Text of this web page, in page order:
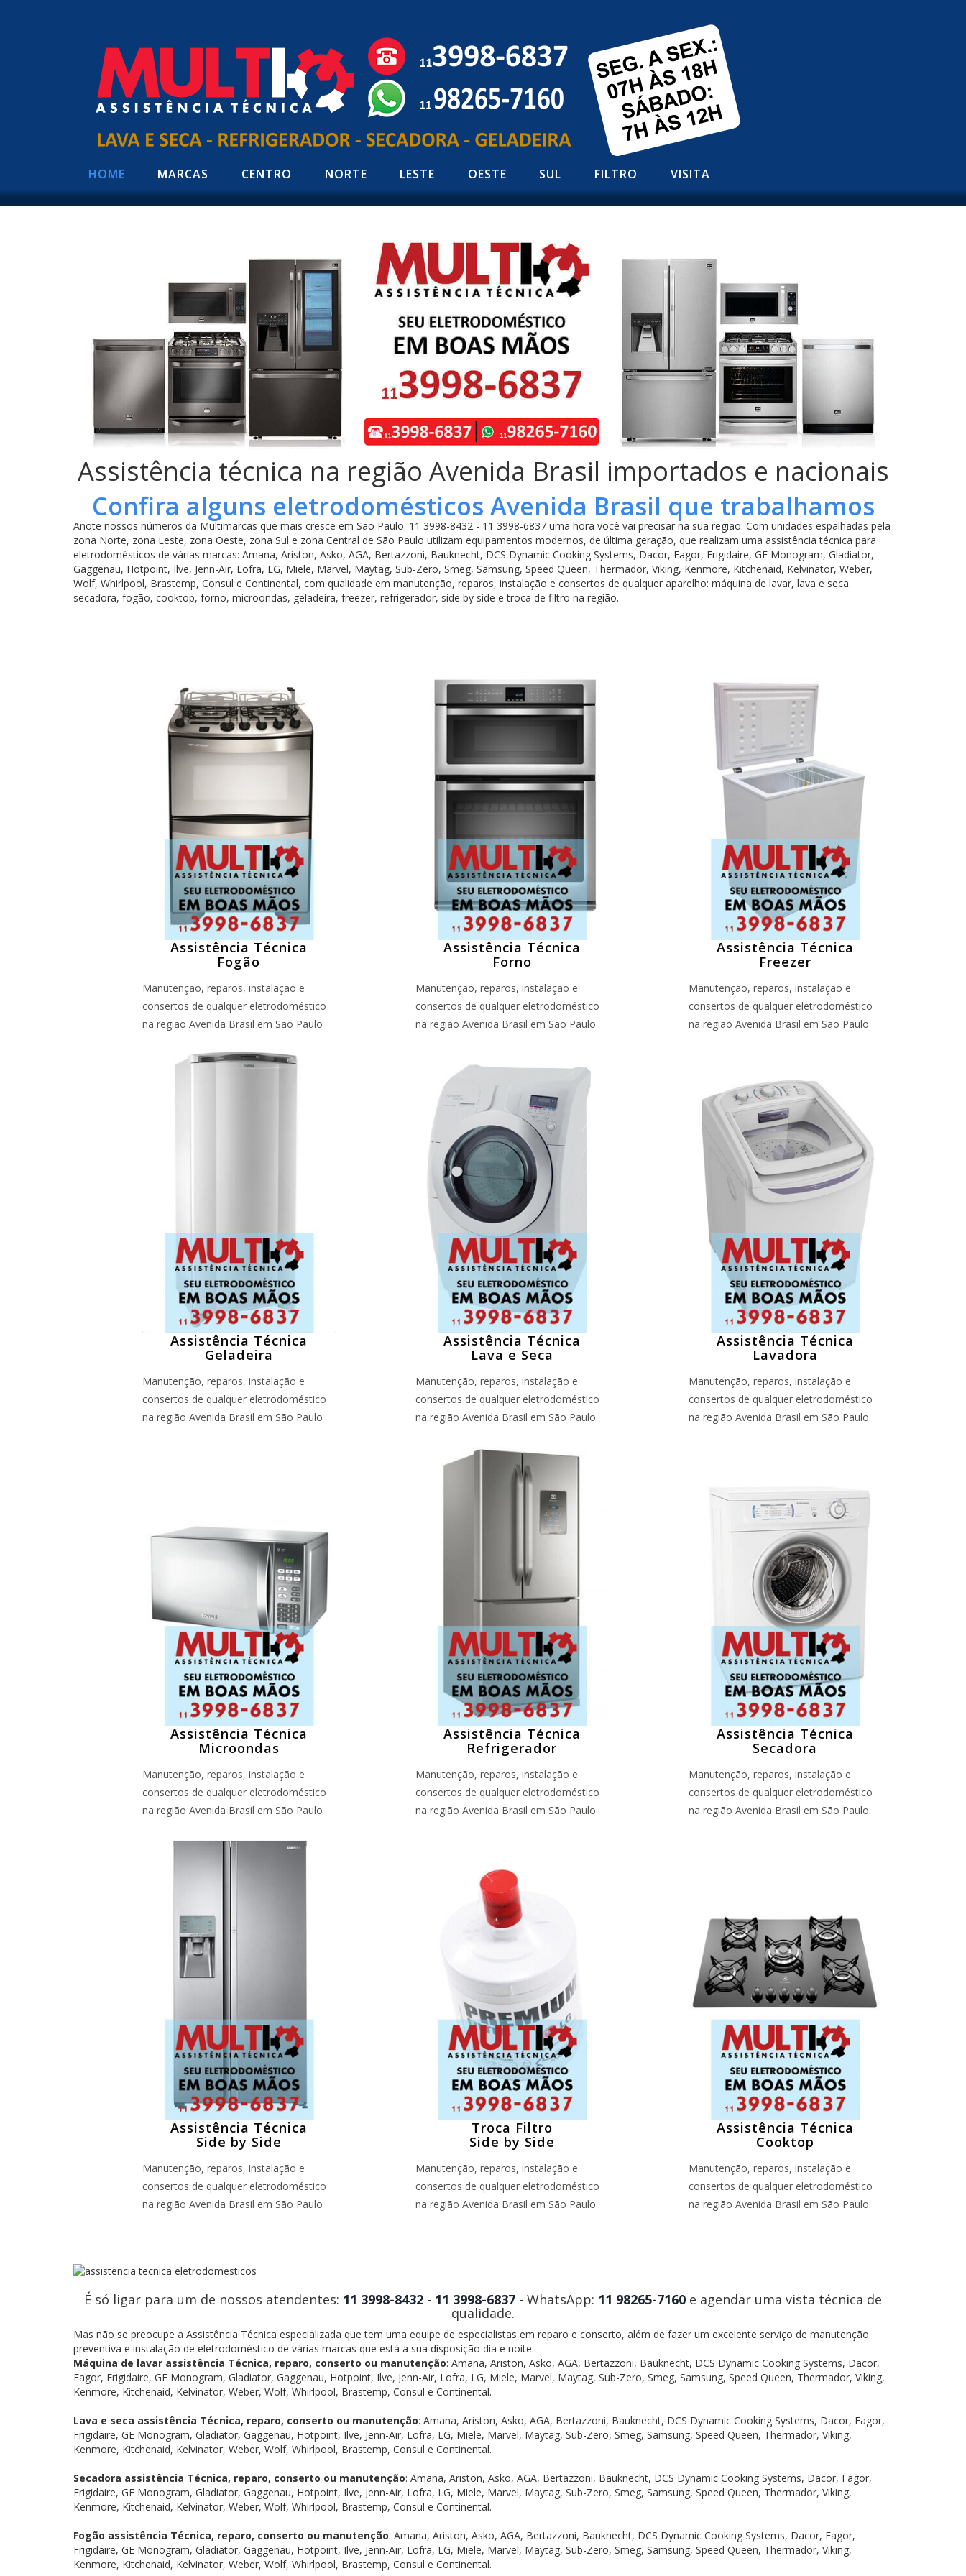
HOME MARCAS CENTRO NORTE LESTE OESTE SUL FILTRO VISITA
Assistência técnica na região Avenida Brasil importados e nacionais
Confira alguns eletrodomésticos Avenida Brasil que trabalhamos
Anote nossos números da Multimarcas que mais cresce em São Paulo: 11 3998-8432 - 11 3998-6837 uma hora você vai precisar na sua região. Com unidades espalhadas pela
zona Norte, zona Leste, zona Oeste, zona Sul e zona Central de São Paulo utilizam equipamentos modernos, de última geração, que realizam uma assistência técnica para
eletrodomésticos de várias marcas: Amana, Ariston, Asko, AGA, Bertazzoni, Bauknecht, DCS Dynamic Cooking Systems, Dacor, Fagor, Frigidaire, GE Monogram, Gladiator,
Gaggenau, Hotpoint, Ilve, Jenn-Air, Lofra, LG, Miele, Marvel, Maytag, Sub-Zero, Smeg, Samsung, Speed Queen, Thermador, Viking, Kenmore, Kitchenaid, Kelvinator, Weber,
Wolf, Whirlpool, Brastemp, Consul e Continental, com qualidade em manutenção, reparos, instalação e consertos de qualquer aparelho: máquina de lavar, lava e seca.
secadora, fogão, cooktop, forno, microondas, geladeira, freezer, refrigerador, side by side e troca de filtro na região.
Assistência Técnica
Fogão
Manutenção, reparos, instalação e
consertos de qualquer eletrodoméstico
na região Avenida Brasil em São Paulo
Assistência Técnica
Forno
Manutenção, reparos, instalação e
consertos de qualquer eletrodoméstico
na região Avenida Brasil em São Paulo
Assistência Técnica
Freezer
Manutenção, reparos, instalação e
consertos de qualquer eletrodoméstico
na região Avenida Brasil em São Paulo
Assistência Técnica
Geladeira
Manutenção, reparos, instalação e
consertos de qualquer eletrodoméstico
na região Avenida Brasil em São Paulo
Assistência Técnica
Lava e Seca
Manutenção, reparos, instalação e
consertos de qualquer eletrodoméstico
na região Avenida Brasil em São Paulo
Assistência Técnica
Lavadora
Manutenção, reparos, instalação e
consertos de qualquer eletrodoméstico
na região Avenida Brasil em São Paulo
Assistência Técnica
Microondas
Manutenção, reparos, instalação e
consertos de qualquer eletrodoméstico
na região Avenida Brasil em São Paulo
Assistência Técnica
Refrigerador
Manutenção, reparos, instalação e
consertos de qualquer eletrodoméstico
na região Avenida Brasil em São Paulo
Assistência Técnica
Secadora
Manutenção, reparos, instalação e
consertos de qualquer eletrodoméstico
na região Avenida Brasil em São Paulo
Assistência Técnica
Side by Side
Manutenção, reparos, instalação e
consertos de qualquer eletrodoméstico
na região Avenida Brasil em São Paulo
Troca Filtro
Side by Side
Manutenção, reparos, instalação e
consertos de qualquer eletrodoméstico
na região Avenida Brasil em São Paulo
Assistência Técnica
Cooktop
Manutenção, reparos, instalação e
consertos de qualquer eletrodoméstico
na região Avenida Brasil em São Paulo
É só ligar para um de nossos atendentes: 11 3998-8432 - 11 3998-6837 - WhatsApp: 11 98265-7160 e agendar uma vista técnica de
qualidade.
Mas não se preocupe a Assistência Técnica especializada que tem uma equipe de especialistas em reparo e conserto, além de fazer um excelente serviço de manutenção
preventiva e instalação de eletrodoméstico de várias marcas que está a sua disposição dia e noite.
Máquina de lavar assistência Técnica, reparo, conserto ou manutenção: Amana, Ariston, Asko, AGA, Bertazzoni, Bauknecht, DCS Dynamic Cooking Systems, Dacor,
Fagor, Frigidaire, GE Monogram, Gladiator, Gaggenau, Hotpoint, Ilve, Jenn-Air, Lofra, LG, Miele, Marvel, Maytag, Sub-Zero, Smeg, Samsung, Speed Queen, Thermador, Viking,
Kenmore, Kitchenaid, Kelvinator, Weber, Wolf, Whirlpool, Brastemp, Consul e Continental.
Lava e seca assistência Técnica, reparo, conserto ou manutenção: Amana, Ariston, Asko, AGA, Bertazzoni, Bauknecht, DCS Dynamic Cooking Systems, Dacor, Fagor,
Frigidaire, GE Monogram, Gladiator, Gaggenau, Hotpoint, Ilve, Jenn-Air, Lofra, LG, Miele, Marvel, Maytag, Sub-Zero, Smeg, Samsung, Speed Queen, Thermador, Viking,
Kenmore, Kitchenaid, Kelvinator, Weber, Wolf, Whirlpool, Brastemp, Consul e Continental.
Secadora assistência Técnica, reparo, conserto ou manutenção: Amana, Ariston, Asko, AGA, Bertazzoni, Bauknecht, DCS Dynamic Cooking Systems, Dacor, Fagor,
Frigidaire, GE Monogram, Gladiator, Gaggenau, Hotpoint, Ilve, Jenn-Air, Lofra, LG, Miele, Marvel, Maytag, Sub-Zero, Smeg, Samsung, Speed Queen, Thermador, Viking,
Kenmore, Kitchenaid, Kelvinator, Weber, Wolf, Whirlpool, Brastemp, Consul e Continental.
Fogão assistência Técnica, reparo, conserto ou manutenção: Amana, Ariston, Asko, AGA, Bertazzoni, Bauknecht, DCS Dynamic Cooking Systems, Dacor, Fagor,
Frigidaire, GE Monogram, Gladiator, Gaggenau, Hotpoint, Ilve, Jenn-Air, Lofra, LG, Miele, Marvel, Maytag, Sub-Zero, Smeg, Samsung, Speed Queen, Thermador, Viking,
Kenmore, Kitchenaid, Kelvinator, Weber, Wolf, Whirlpool, Brastemp, Consul e Continental.